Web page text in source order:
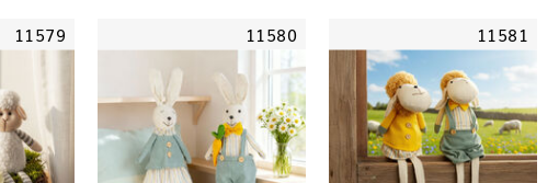
11579 11580 11581